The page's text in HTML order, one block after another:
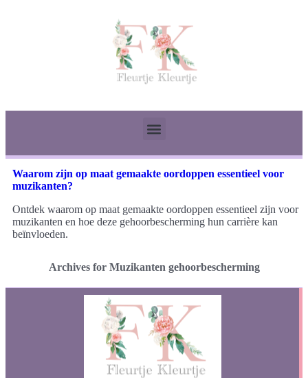
Waarom zijn op maat gemaakte oordoppen essentieel voor
muzikanten?
Ontdek waarom op maat gemaakte oordoppen essentieel zijn voor
muzikanten en hoe deze gehoorbescherming hun carrière kan
beïnvloeden.
Archives for Muzikanten gehoorbescherming